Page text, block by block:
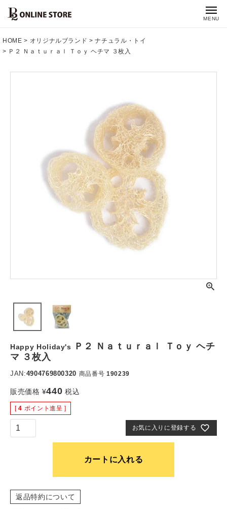
MENU
HOME オリジナルブランド
ナチュラル・トイ
Ｐ２ Ｎａｔｕｒａｌ Ｔｏｙ ヘチマ ３枚入
Happy Holiday's
Ｐ２ Ｎａｔｕｒａｌ Ｔｏｙ ヘチ
マ ３枚入
JAN:4904769800320 商品番号 190239
販売価格 ¥440 税込
[ 4 ポイント進呈 ]
お気に入りに登録する
カートに入れる
返品特約について